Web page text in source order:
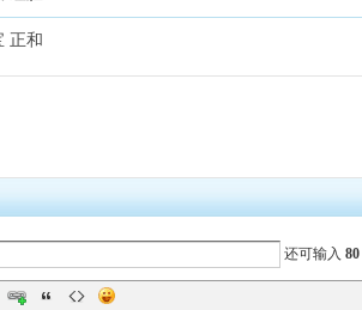
正和
还可输入 80